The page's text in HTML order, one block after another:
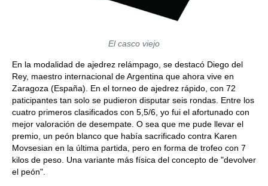
El casco viejo
En la modalidad de ajedrez relámpago, se destacó Diego del
Rey, maestro internacional de Argentina que ahora vive en
Zaragoza (España). En el torneo de ajedrez rápido, con 72
paticipantes tan solo se pudieron disputar seis rondas. Entre los
cuatro primeros clasificados con 5,5/6, yo fui el afortunado con
mejor valoración de desempate. O sea que me pude llevar el
premio, un peón blanco que había sacrificado contra Karen
Movsesian en la última partida, pero en forma de trofeo con 7
kilos de peso. Una variante más física del concepto de "devolver
el peón".